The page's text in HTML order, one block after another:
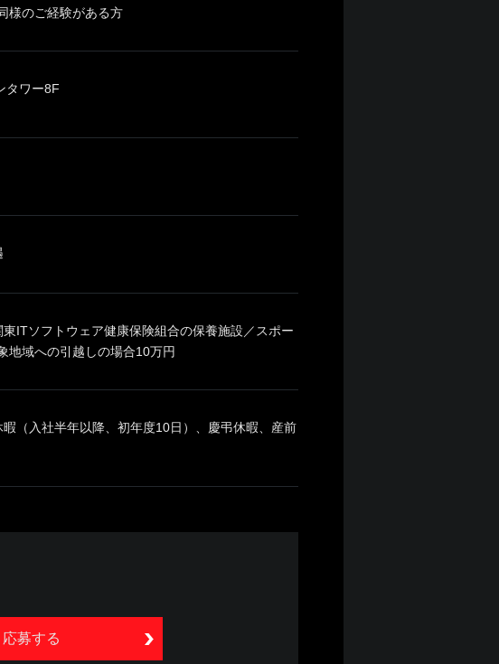
様のご経験がある方
ワー8F
ITソフトウェア健康保険組合の保養施設／スポー
地域への引越しの場合10万円
（入社半年以降、初年度10日）、慶弔休暇、産前
応募する